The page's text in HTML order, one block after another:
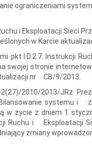
ograniczeniami
i Eksploatacji Sieci
w Karcie
pkt I.D.2.7. Instrukcji
swojej stronie
nr CB/9/2013.
2010/2013/JRz
systemu i
w życie z dniem 1
Ruchu i Eksploatacji
zmiany